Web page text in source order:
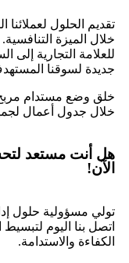
تقديم الحلول
خلال الميزة
للعلامة التجارية إلى
جديدة لسوقنا
خلق وضع مستدام
خلال جدول أعمال
هل أنت مستعد
الآن!
تولي مسؤولية حلول
اتصل بنا اليوم
الكفاءة والاستدامة.